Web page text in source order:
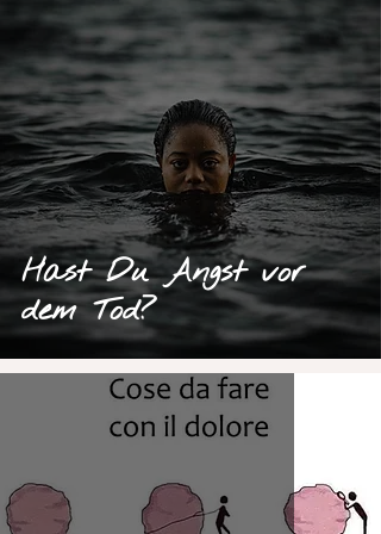
Hast Du Angst vor
dem Tod?